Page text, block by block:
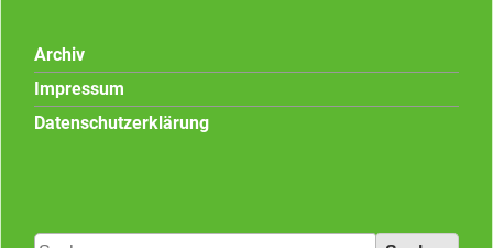
Archiv
Impressum
Datenschutzerklärung